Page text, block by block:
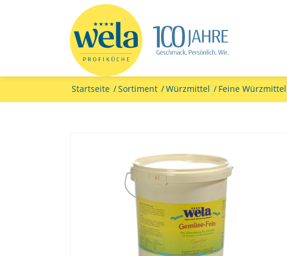
Startseite /Sortiment /Würzmittel / Feine Würzmittel